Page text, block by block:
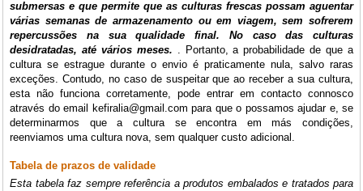
submersas e que permite que as culturas frescas possam aguentar
várias semanas de armazenamento ou em viagem, sem sofrerem
repercussões na sua qualidade final. No caso das culturas
desidratadas, até vários meses. . Portanto, a probabilidade de que a
cultura se estrague durante o envio é praticamente nula, salvo raras
exceções. Contudo, no caso de suspeitar que ao receber a sua cultura,
esta não funciona corretamente, pode entrar em contacto connosco
através do email kefiralia@gmail.com para que o possamos ajudar e, se
determinarmos que a cultura se encontra em más condições,
reenviamos uma cultura nova, sem qualquer custo adicional.
Tabela de prazos de validade
Esta tabela faz sempre referência a produtos embalados e tratados para